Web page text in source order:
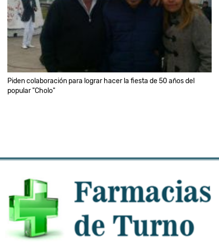
Piden colaboración para lograr hacer la fiesta de 50 años del
popular "Cholo"